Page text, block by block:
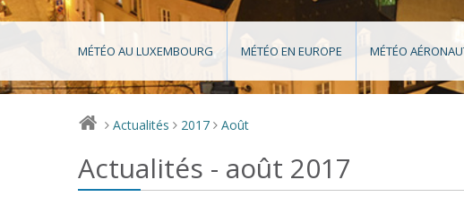
MÉTÉO AU LUXEMBOURG MÉTÉO EN EUROPE MÉTÉO
> Actualités > 2017 > Août
Actualités - août 2017